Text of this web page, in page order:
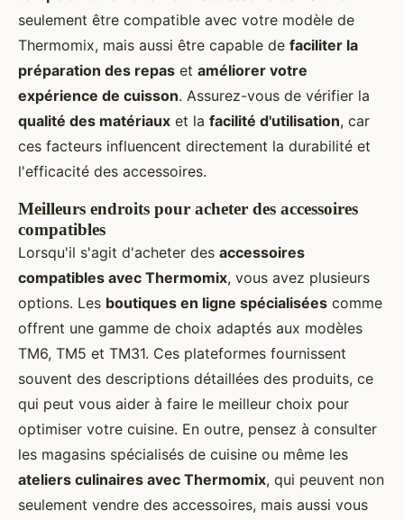
seulement être compatible avec votre modèle de
Thermomix, mais aussi être capable de faciliter la
préparation des repas et améliorer votre
expérience de cuisson. Assurez-vous de vérifier la
qualité des matériaux et la facilité d'utilisation, car
ces facteurs influencent directement la durabilité et
l'efficacité des accessoires.
Meilleurs endroits pour acheter des accessoires
compatibles
Lorsqu'il s'agit d'acheter des accessoires
compatibles avec Thermomix, vous avez plusieurs
options. Les boutiques en ligne spécialisées comme
offrent une gamme de choix adaptés aux modèles
TM6, TM5 et TM31. Ces plateformes fournissent
souvent des descriptions détaillées des produits, ce
qui peut vous aider à faire le meilleur choix pour
optimiser votre cuisine. En outre, pensez à consulter
les magasins spécialisés de cuisine ou même les
ateliers culinaires avec Thermomix, qui peuvent non
seulement vendre des accessoires, mais aussi vous